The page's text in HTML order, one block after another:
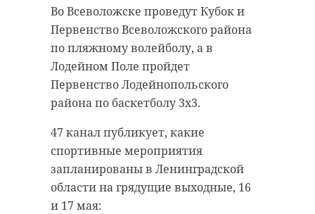
Во Всеволожске проведут Кубок и
Первенство Всеволожского района
по пляжному волейболу, а в
Лодейном Поле пройдет
Первенство Лодейнопольского
района по баскетболу 3х3.
47 канал публикует, какие
спортивные мероприятия
запланированы в Ленинградской
области на грядущие выходные, 16
и 17 мая:
преодолели эстафетную
дистанцию, состоящую
этапов протяженностью
метров каждый. По
соревнований первое
заняли спортсмены из
место – ребята из
сельского поселения,
– атлеты из Низинского
поселения.